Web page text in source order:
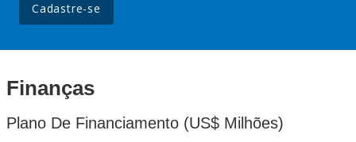
Cadastre-se
Finanças
Plano De Financiamento (US$ Milhões)